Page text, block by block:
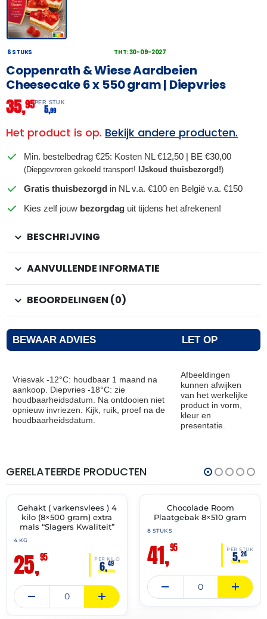
6 STUKS THT: 30-09-2027
Coppenrath & Wiese Aardbeien
Cheesecake 6 x 550 gram | Diepvries
35,95 PER STUK
5,99
Het product is op. Bekijk andere producten.
Min. bestelbedrag €25: Kosten NL €12,50 | BE €30,00
(Diepgevroren gekoeld transport! IJskoud thuisbezorgd!)
Gratis thuisbezorgd in NL v.a. €100 en België v.a. €150
Kies zelf jouw bezorgdag uit tijdens het afrekenen!
BESCHRIJVING
AANVULLENDE INFORMATIE
BEOORDELINGEN (0)
BEWAAR ADVIES LET OP
Vriesvak -12°C: houdbaar 1 maand na
aankoop. Diepvries -18°C: zie
houdbaarheidsdatum. Na ontdooien niet
opnieuw invriezen. Kijk, ruik, proef na de
houdbaarheidsdatum.
Afbeeldingen
kunnen afwijken
van het werkelijke
product in vorm,
kleur en
presentatie.
GERELATEERDE PRODUCTEN
✓ VAST ASSORTIMENT
THT:
13-
Gehakt ( varkensvlees ) 4
kilo (8×500 gram) extra
mals “Slagers Kwaliteit”
4 KG
25,95 PER KILO
6,49
✓ VAST ASSORTIMENT
Chocolade Room
Plaatgebak 8×510 gram
8 STUKS
41,95 PER STUK
5,24